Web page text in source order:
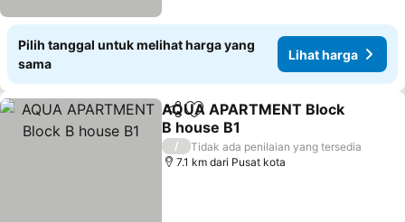
Pilih tanggal untuk melihat harga yang
sama
Lihat harga
BagikanTambahkan ke favorit
AQUA APARTMENT Block
B house B1
Lihat harga
/
Tidak ada penilaian yang tersedia
7.1 km dari Pusat kota